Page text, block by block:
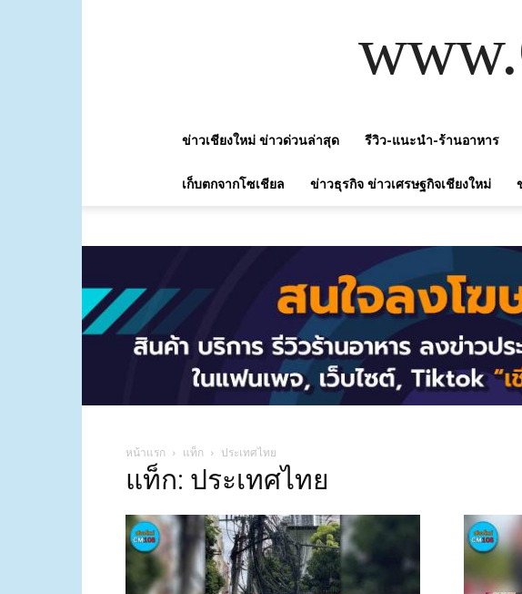
ข่าวเชียงใหม่ ข่าวด่วนล่าสุด รีวิว-แนะนำ-ร้านอาหาร
เก็บตกจากโซเชียล ข่าวธุรกิจ ข่าวเศรษฐกิจเชียงใหม่
หน้าแรก แท็ก ประเทศไทย
แท็ก: ประเทศไทย